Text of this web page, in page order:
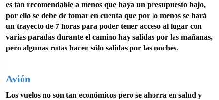
es tan recomendable a menos que haya un presupuesto bajo,
por ello se debe de tomar en cuenta que por lo menos se hará
un trayecto de 7 horas para poder tener acceso al lugar con
varias paradas durante el camino hay salidas por las mañanas,
pero algunas rutas hacen sólo salidas por las noches.
Avión
Los vuelos no son tan económicos pero se ahorra en salud y